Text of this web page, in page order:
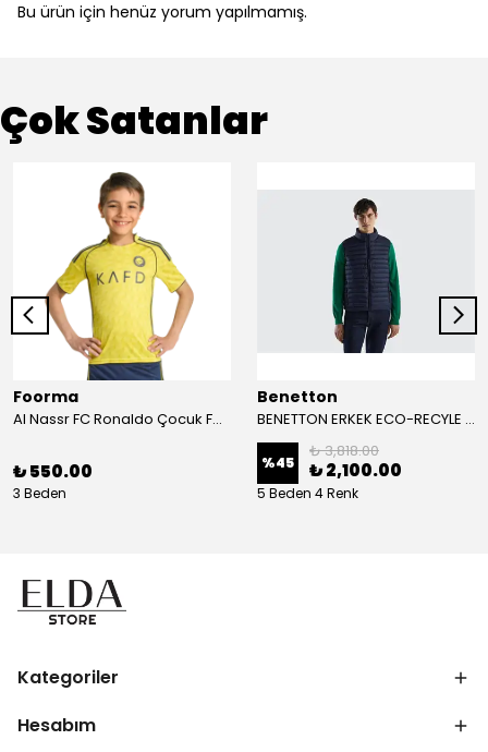
Bu ürün için henüz yorum yapılmamış.
Çok Satanlar
Foorma
Al Nassr FC Ronaldo Çocuk Forma 2'li Takım(Şort/T-Shirt)
₺ 550.00
3 Beden
Benetton
BENETTON ERKEK ECO-RECYLE DOLGULU PUFA YELEK
%45
₺ 3,818.00
₺ 2,100.00
5 Beden 4 Renk
Kategoriler
Hesabım